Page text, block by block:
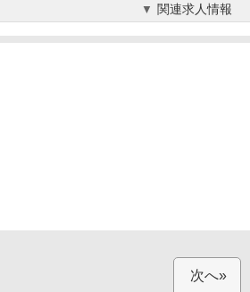
関連求人情報
次へ»